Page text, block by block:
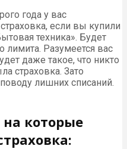
года у вас
если вы купили
техника». Будет
лимита. Разумеется вас
даже такое, что никто
страховка. Зато
лишних списаний.
на которые